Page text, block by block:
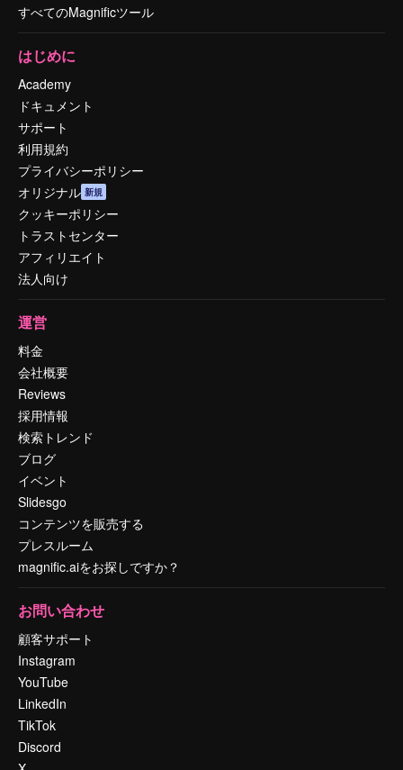
すべてのMagnificツール
はじめに
Academy
ドキュメント
サポート
利用規約
プライバシーポリシー
オリジナル 新規
クッキーポリシー
トラストセンター
アフィリエイト
法人向け
運営
料金
会社概要
Reviews
採用情報
検索トレンド
ブログ
イベント
Slidesgo
コンテンツを販売する
プレスルーム
magnific.aiをお探しですか？
お問い合わせ
顧客サポート
Instagram
YouTube
LinkedIn
TikTok
Discord